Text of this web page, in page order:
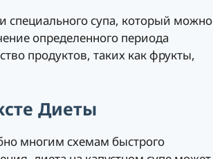
специального супа, который можно
определенного периода
продуктов, таких как фрукты,
Диеты
многим схемам быстрого